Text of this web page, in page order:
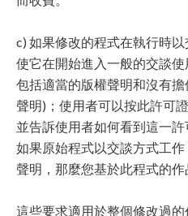
c) 如果修改的程式在執行時
使它在開始進入一般的交談使
包括適當的版權聲明和沒有
聲明)；使用者可以按此許可
並告訴使用者如何看到這一
如果原始程式以交談方式工
聲明，那麼您基於此程式的作
這些要求適用於整個修改過